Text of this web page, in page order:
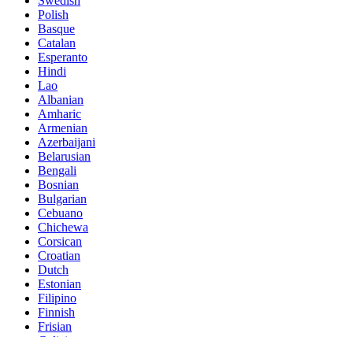
Polish
Basque
Catalan
Esperanto
Hindi
Lao
Albanian
Amharic
Armenian
Azerbaijani
Belarusian
Bengali
Bosnian
Bulgarian
Cebuano
Chichewa
Corsican
Croatian
Dutch
Estonian
Filipino
Finnish
Frisian